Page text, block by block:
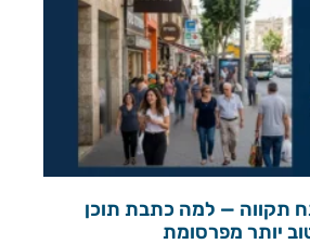
תקווה — למה כתבת תוכן
יותר מפרסומת